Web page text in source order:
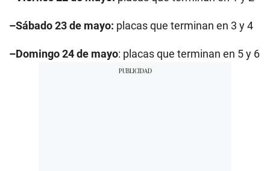
–Sábado 23 de mayo: placas que terminan en 3 y 4
–Domingo 24 de mayo: placas que terminan en 5 y 6